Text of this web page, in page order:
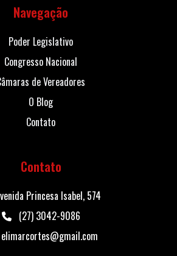
Navegação
Poder Legislativo
Congresso Nacional
de Vereadores
O Blog
Contato
Contato
Princesa Isabel, 574
(27) 3042-9086
elimarcortes@gmail.com